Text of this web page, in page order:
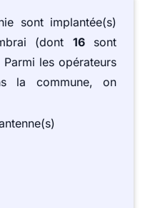
sont implantée(s)
(dont 16sont
les opérateurs
la commune, on